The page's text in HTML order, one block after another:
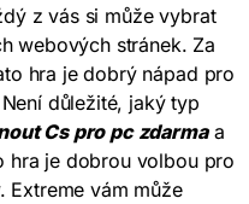
z vás si může vybrat
webových stránek. Za
hra je dobrý nápad pro
důležité, jaký typ
Cs pro pc zdarmaa
hra je dobrou volbou pro
Extreme vám může